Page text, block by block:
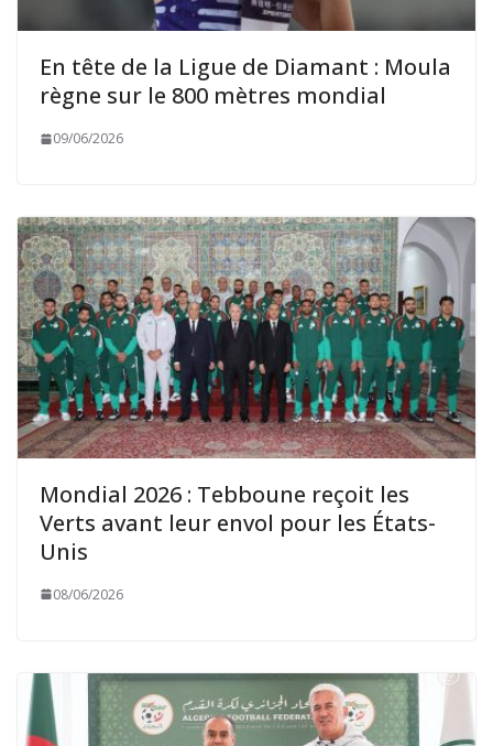
En tête de la Ligue de Diamant : Moula
règne sur le 800 mètres mondial
09/06/2026
Mondial 2026 : Tebboune reçoit les
Verts avant leur envol pour les États-
Unis
08/06/2026